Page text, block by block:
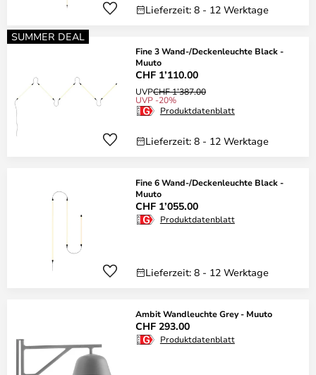
Lieferzeit: 8 - 12 Werktage
SUMMER DEAL
Fine 3 Wand-/Deckenleuchte Black -
Muuto
CHF 1’110.00
UVPCHF 1’387.00
UVP -20%
Produktdatenblatt
Lieferzeit: 8 - 12 Werktage
Fine 6 Wand-/Deckenleuchte Black -
Muuto
CHF 1’055.00
Produktdatenblatt
Lieferzeit: 8 - 12 Werktage
Ambit Wandleuchte Grey - Muuto
CHF 293.00
Produktdatenblatt